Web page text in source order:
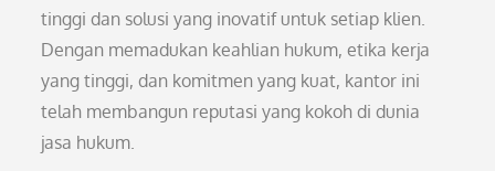
tinggi dan solusi yang inovatif untuk setiap klien.
Dengan memadukan keahlian hukum, etika kerja
yang tinggi, dan komitmen yang kuat, kantor ini
telah membangun reputasi yang kokoh di dunia
jasa hukum.